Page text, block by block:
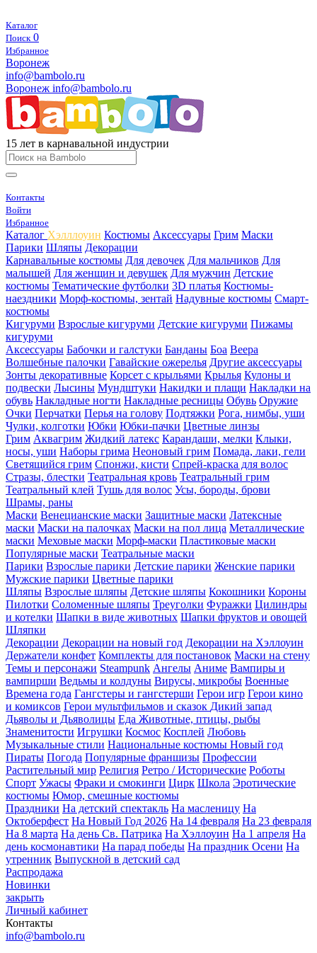
Каталог
Поиск 0
Избранное
Воронеж
info@bambolo.ru
Воронеж info@bambolo.ru
15 лет в карнавальной индустрии
Контакты
Войти
Избранное
Каталог Хэлллоуин Костюмы Аксессуары Грим Маски
Парики Шляпы Декорации
Карнавальные костюмы Для девочек Для мальчиков Для
малышей Для женщин и девушек Для мужчин Детские
костюмы Тематические футболки 3D платья Костюмы-
наездники Морф-костюмы, зентай Надувные костюмы Смарт-
костюмы
Кигуруми Взрослые кигуруми Детские кигуруми Пижамы
кигуруми
Аксессуары Бабочки и галстуки Банданы Боа Веера
Волшебные палочки Гавайские ожерелья Другие аксессуары
Зонты декоративные Корсет с крыльями Крылья Кулоны и
подвески Лысины Мундштуки Накидки и плащи Накладки на
обувь Накладные ногти Накладные ресницы Обувь Оружие
Очки Перчатки Перья на голову Подтяжки Рога, нимбы, уши
Чулки, колготки Юбки Юбки-пачки Цветные линзы
Грим Аквагрим Жидкий латекс Карандаши, мелки Клыки,
носы, уши Наборы грима Неоновый грим Помада, лаки, гели
Светящийся грим Спонжи, кисти Спрей-краска для волос
Стразы, блестки Театральная кровь Театральный грим
Театральный клей Тушь для волос Усы, бороды, брови
Шрамы, раны
Маски Венецианские маски Защитные маски Латексные
маски Маски на палочках Маски на пол лица Металлические
маски Меховые маски Морф-маски Пластиковые маски
Популярные маски Театральные маски
Парики Взрослые парики Детские парики Женские парики
Мужские парики Цветные парики
Шляпы Взрослые шляпы Детские шляпы Кокошники Короны
Пилотки Соломенные шляпы Треуголки Фуражки Цилиндры
и котелки Шапки в виде животных Шапки фруктов и овощей
Шляпки
Декорации Декорации на новый год Декорации на Хэллоуин
Держатели конфет Комплекты для постановок Маски на стену
Темы и персонажи Steampunk Ангелы Аниме Вампиры и
вампирши Ведьмы и колдуны Вирусы, микробы Военные
Времена года Гангстеры и гангстерши Герои игр Герои кино
и комиксов Герои мультфильмов и сказок Дикий запад
Дьяволы и Дьяволицы Еда Животные, птицы, рыбы
Знаменитости Игрушки Космос Косплей Любовь
Музыкальные стили Национальные костюмы Новый год
Пираты Погода Популярные франшизы Профессии
Растительный мир Религия Ретро / Исторические Роботы
Спорт Ужасы Фраки и смокинги Цирк Школа Эротические
костюмы Юмор, смешные костюмы
Праздники На детский спектакль На масленицу На
Октоберфест На Новый Год 2026 На 14 февраля На 23 февраля
На 8 марта На день Св. Патрика На Хэллоуин На 1 апреля На
день космонавтики На парад победы На праздник Осени На
утренник Выпускной в детский сад
Распродажа
Новинки
закрыть
Личный кабинет
Контакты
info@bambolo.ru